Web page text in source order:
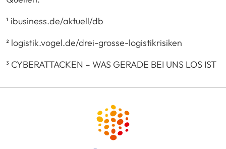
¹ ibusiness.de/aktuell/db
² logistik.vogel.de/drei-grosse-logistikrisiken
³ CYBERATTACKEN – WAS GERADE BEI UNS LOS IST